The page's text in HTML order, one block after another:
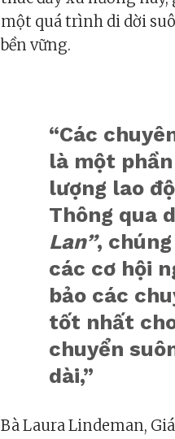
một quá trình di dời
bền vững.
“Các
là một
lượng lao
Thông qua
Lan”,
các cơ hội
bảo các
tốt nhất
chuyển
dài,”
Bà Laura Lindeman,